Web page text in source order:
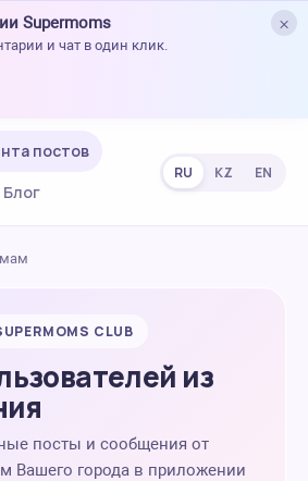
×
Supermoms
и чат в один клик.
постов
Блог
RU KZ EN
CLUB
из
посты и сообщения от
Вашего города в приложении